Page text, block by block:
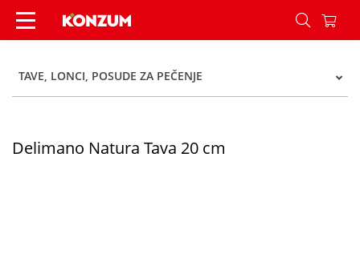
Delimano Natura Tava 20 cm - Konzum
TAVE, LONCI, POSUDE ZA PEČENJE
Delimano Natura Tava 20 cm